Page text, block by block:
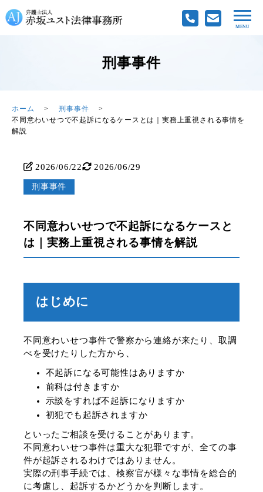
刑事事件
ホーム
刑事事件
不同意わいせつで不起訴になるケースとは｜実務上重視される事情を
解説
2026/06/22 2026/06/29
刑事事件
不同意わいせつで不起訴になるケースと
は｜実務上重視される事情を解説
はじめに
不同意わいせつ事件で警察から連絡が来たり、取調
べを受けたりした方から、
不起訴になる可能性はありますか
前科は付きますか
示談をすれば不起訴になりますか
初犯でも起訴されますか
といったご相談を受けることがあります。
不同意わいせつ事件は重大な犯罪ですが、全ての事
件が起訴されるわけではありません。
実際の刑事手続では、検察官が様々な事情を総合的
に考慮し、起訴するかどうかを判断します。